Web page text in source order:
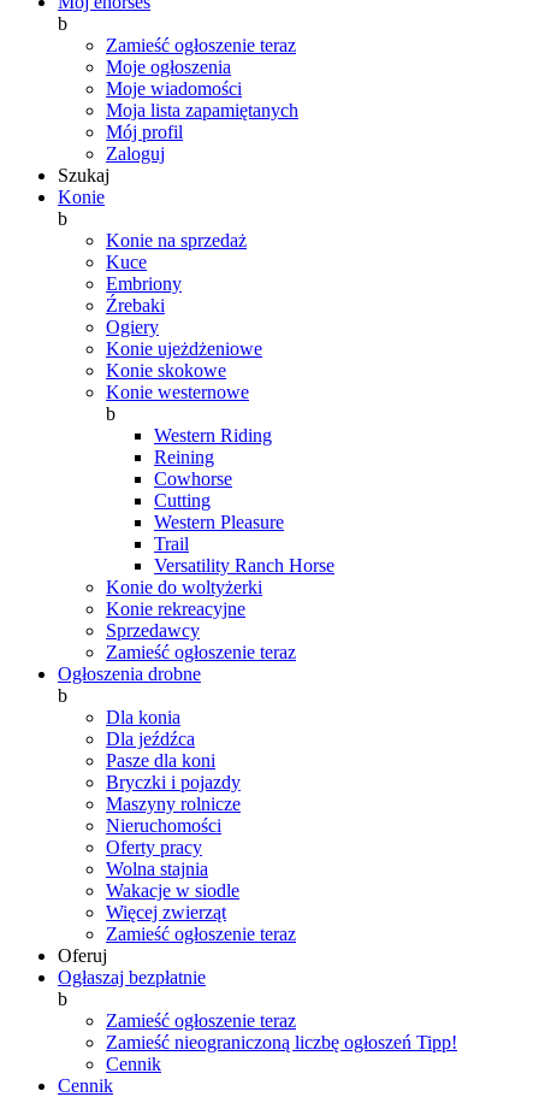
b
Zamieść ogłoszenie teraz
Moje ogłoszenia
Moje wiadomości
Moja lista zapamiętanych
Mój profil
Zaloguj
Szukaj
Konie
b
Konie na sprzedaż
Kuce
Embriony
Źrebaki
Ogiery
Konie ujeżdżeniowe
Konie skokowe
Konie westernowe
b
Western Riding
Reining
Cowhorse
Cutting
Western Pleasure
Trail
Versatility Ranch Horse
Konie do woltyżerki
Konie rekreacyjne
Sprzedawcy
Zamieść ogłoszenie teraz
Ogłoszenia drobne
b
Dla konia
Dla jeźdźca
Pasze dla koni
Bryczki i pojazdy
Maszyny rolnicze
Nieruchomości
Oferty pracy
Wolna stajnia
Wakacje w siodle
Więcej zwierząt
Zamieść ogłoszenie teraz
Oferuj
Ogłaszaj bezpłatnie
b
Zamieść ogłoszenie teraz
Zamieść nieograniczoną liczbę ogłoszeń Tipp!
Cennik
Cennik